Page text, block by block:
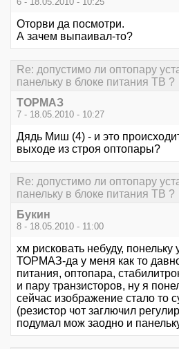
Оторви да посмотри.
А зачем выпаивал-то?
Re: допустимо ли оптопару
панельку в блоке питания ТВ ?
ТОРМАЗ
7 - 18.05.2010 - 10:27
Дядь Миш (4) - и это
выходе из строя оптопары?
Re: допустимо ли оптопару
панельку в блоке питания ТВ ?
Букин
8 - 18.05.2010 - 11:00
хм рисковать небуду, понельку
ТОРМАЗ-да у меня как то
питания, оптопара,
и пару транзисторов, ну я
сейчас изображение стало то
(резистор чот заглючил
подумал мож заодно и